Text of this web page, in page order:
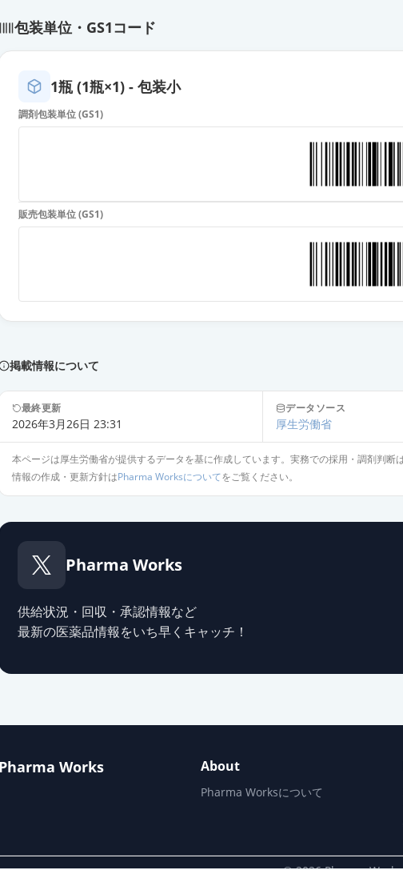
包装単位・GS1コード
1瓶 (1瓶×1) - 包装小
調剤包装単位 (GS1)
販売包装単位 (GS1)
掲載情報について
最終更新
2026年3月26日 23:31
データソース
厚生労働省
本ページは厚生労働省が提供するデータを基に作成しています。実務での採用・調剤判断
情報の作成・更新方針はPharma Worksについてをご覧ください。
Pharma Works
供給状況・回収・承認情報など
最新の医薬品情報をいち早くキャッチ！
Pharma Works About
Pharma Worksについて